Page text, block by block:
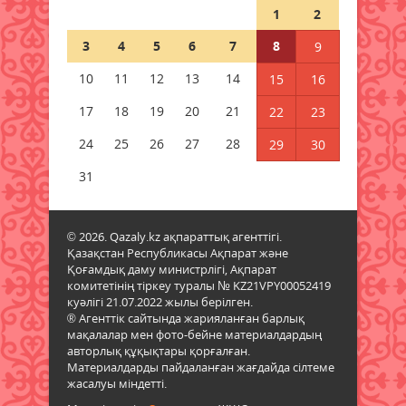
Қазақстандық ғалымдарға
Еуразиялық одақ елдерінде
Өзекті мәселе жөнінде ой өрбітті
Жастар тәрбиесі – болашаққа
бағдар
08 тамыз 2026 ж. 60
Өңірлік дамудың өзекті
міндеттері айқындалды
08 тамыз 2026 ж. 56
1
2
3
4 5 6 7 8
9
10
11 12 13 14 15
16
17
18 19 20 21 22
23
24
25 26 27 28 29
30
31
© 2026. Qazaly.kz ақпараттық агенттігі.
Қазақстан Республикасы Ақпарат және
Қоғамдық даму министрлігі, Ақпарат
комитетінің тіркеу туралы № KZ21VPY00052419
куәлігі 21.07.2022 жылы берілген.
® Агенттік сайтында жарияланған барлық
мақалалар мен фото-бейне материалдардың
авторлық құқықтары қорғалған.
Материалдарды пайдаланған жағдайда сілтеме
жасалуы міндетті.